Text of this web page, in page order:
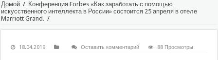
Домой / Конференция Forbes «Как заработать с помощью
искусственного интеллекта в России» состоится 25 апреля в отеле
Marriott Grand. /
18.04.2019 Оставить комментарий 88 Просмотры